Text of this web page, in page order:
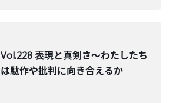
Vol.228 表現と真剣さ〜わたしたち
は駄作や批判に向き合えるか